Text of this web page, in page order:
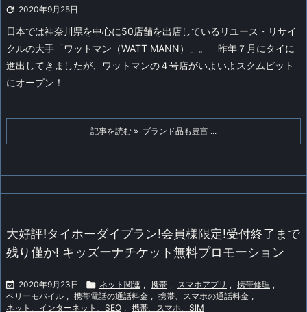
 2020年9月25日
日本では神奈川県を中心に50店舗を出店しているリユース・リサイ
クルの大手「ワットマン（WATT MANN）」。
昨年７月にタイに
進出してきましたが、ワットマンの４号店がいよいよスクムビット
にオープン！
記事を読む ブランド品も豊富 ...
大好評!タイホーダイプラン!会員様限定!受付終了まで
残り僅か! キッズーナチケット無料プロモーション
 2020年9月23日  ネット関連 , 携帯 , スマホアプリ , 携帯修理 ,
ベリーモバイル , 携帯電話の通話料金 , 携帯、スマホの通話料金 ,
ネット、インターネット、SEO , 携帯、スマホ、SIM